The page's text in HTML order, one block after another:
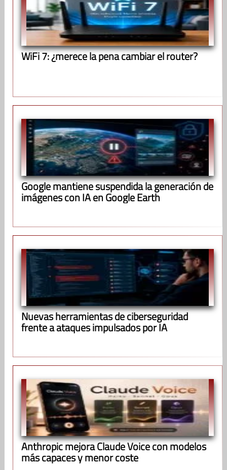
WiFi 7: ¿merece la pena cambiar el router?
Google mantiene suspendida la generación de
imágenes con IA en Google Earth
Nuevas herramientas de ciberseguridad
frente a ataques impulsados por IA
Anthropic mejora Claude Voice con modelos
más capaces y menor coste